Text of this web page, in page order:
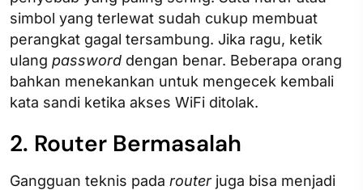
simbol yang terlewat sudah cukup membuat
perangkat gagal tersambung. Jika ragu, ketik
ulang password dengan benar. Beberapa orang
bahkan menekankan untuk mengecek kembali
kata sandi ketika akses WiFi ditolak.
2. Router Bermasalah
Gangguan teknis pada routerjuga bisa menjadi